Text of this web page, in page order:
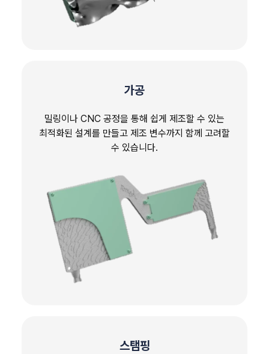
가공
밀링이나 CNC 공정을 통해 쉽게 제조할 수 있는
최적화된 설계를 만들고 제조 변수까지 함께 고려할
수 있습니다.
스탬핑